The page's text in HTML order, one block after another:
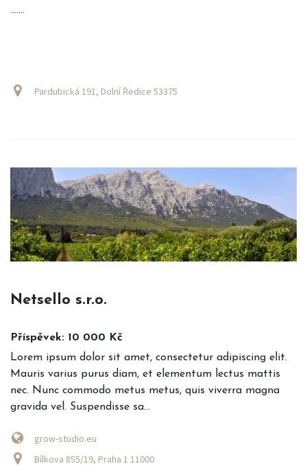
.......
Pardubická 191, Dolní Ředice 53375
Netsello s.r.o.
Příspěvek: 10 000 Kč
Lorem ipsum dolor sit amet, consectetur adipiscing elit.
Mauris varius purus diam, et elementum lectus mattis
nec. Nunc commodo metus metus, quis viverra magna
gravida vel. Suspendisse sa...
grow-studio.eu
Bílkova 855/19, Praha 1 11000